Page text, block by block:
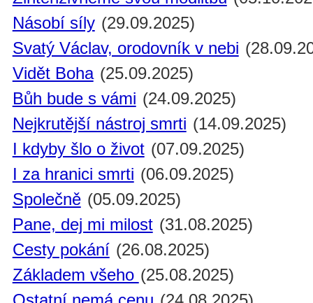
Násobí síly (29.09.2025)
Svatý Václav, orodovník v nebi
Vidět Boha (25.09.2025)
Bůh bude s vámi (24.09.2025)
Nejkrutější nástroj smrti (14.09.2025)
I kdyby šlo o život (07.09.2025)
I za hranici smrti (06.09.2025)
Společně (05.09.2025)
Pane, dej mi milost (31.08.2025)
Cesty pokání (26.08.2025)
Základem všeho (25.08.2025)